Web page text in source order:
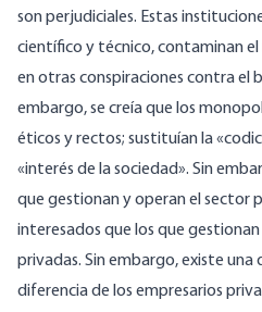
son perjudiciales. Estas
científico y técnico, contaminan
en otras conspiraciones contra el
embargo, se creía que los
éticos y rectos; sustituían la
«interés de la sociedad». Sin
que gestionan y operan el sector
interesados que los que
privadas. Sin embargo, existe
diferencia de los empresarios